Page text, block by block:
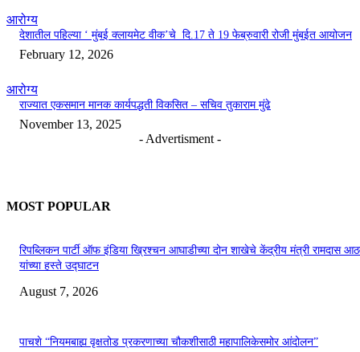
आरोग्य
देशातील पहिल्या ‘ मुंबई क्लायमेट वीक’चे दि.17 ते 19 फेब्रुवारी रोजी मुंबईत आयोजन
February 12, 2026
आरोग्य
राज्यात एकसमान मानक कार्यपद्धती विकसित – सचिव तुकाराम मुंढे
November 13, 2025
- Advertisment -
MOST POPULAR
रिपब्लिकन पार्टी ऑफ इंडिया ख्रिश्चन आघाडीच्या दोन शाखेचे केंद्रीय मंत्री रामदास
यांच्या हस्ते उद्घाटन
August 7, 2026
पाचशे “नियमबाह्य वृक्षतोड प्रकरणाच्या चौकशीसाठी महापालिकेसमोर आंदोलन”